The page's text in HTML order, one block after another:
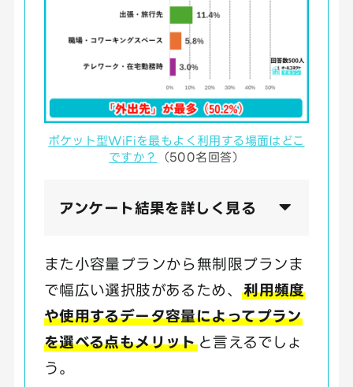
ポケット型WiFiを最もよく利用する場面はどこ
ですか？
（500名回答）
アンケート結果を詳しく見る
また小容量プランから無制限プランま
で幅広い選択肢があるため、利用頻度
や使用するデータ容量によってプラン
を選べる点もメリットと言えるでしょ
う。